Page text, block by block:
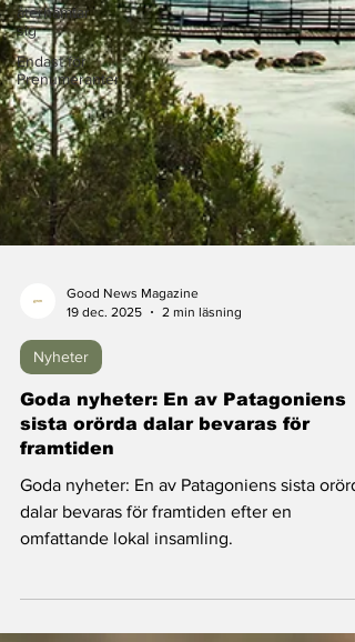
återhämtar
sig
Endast för
Prenumeranter
19 dec. 2025
Nyheter
Goda nyheter: En av Patagoniens
sista orörda dalar bevaras för
framtiden
Goda nyheter: En av Patagoniens sista
dalar bevaras för framtiden efter en